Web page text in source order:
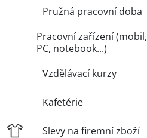
Pružná pracovní doba
Pracovní zařízení (mobil,
PC, notebook...)
Vzdělávací kurzy
Kafetérie
Slevy na firemní zboží